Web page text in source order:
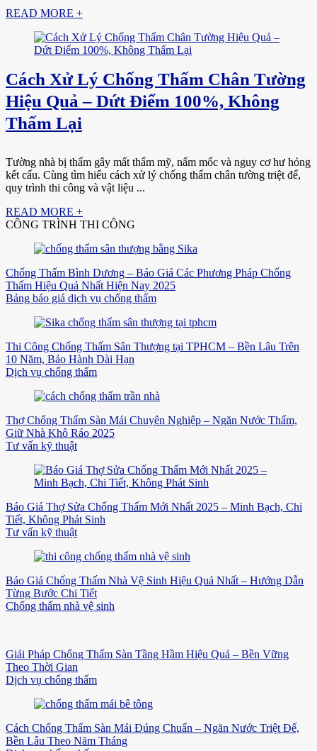
READ MORE +
Cách Xử Lý Chống Thấm Chân Tường
Hiệu Quả – Dứt Điểm 100%, Không
Thấm Lại
Tường nhà bị thấm gây mất thẩm mỹ, nấm mốc và nguy cơ hư hỏng
kết cấu. Cùng tìm hiểu cách xử lý chống thấm chân tường triệt để,
quy trình thi công và vật liệu ...
READ MORE +
CÔNG TRÌNH THI CÔNG
Chống Thấm Bình Dương – Báo Giá Các Phương Pháp Chống
Thấm Hiệu Quả Nhất Hiện Nay 2025
Bảng báo giá dịch vụ chống thấm
Thi Công Chống Thấm Sân Thượng tại TPHCM – Bền Lâu Trên
10 Năm, Bảo Hành Dài Hạn
Dịch vụ chống thấm
Thợ Chống Thấm Sàn Mái Chuyên Nghiệp – Ngăn Nước Thấm,
Giữ Nhà Khô Ráo 2025
Tư vấn kỹ thuật
Báo Giá Thợ Sửa Chống Thấm Mới Nhất 2025 – Minh Bạch, Chi
Tiết, Không Phát Sinh
Tư vấn kỹ thuật
Báo Giá Chống Thấm Nhà Vệ Sinh Hiệu Quả Nhất – Hướng Dẫn
Từng Bước Chi Tiết
Chống thấm nhà vệ sinh
Giải Pháp Chống Thấm Sàn Tầng Hầm Hiệu Quả – Bền Vững
Theo Thời Gian
Dịch vụ chống thấm
Cách Chống Thấm Sàn Mái Đúng Chuẩn – Ngăn Nước Triệt Để,
Bền Lâu Theo Năm Tháng